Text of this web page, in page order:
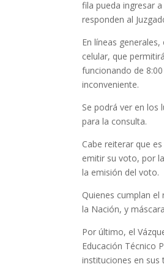
fila pueda ingresar
responden al
En líneas
celular, que
funcionando de
inconveniente.
Se podrá ver en los
para la consulta.
Cabe reiterar que
emitir su voto, por
la emisión del voto.
Quienes cumplan
la Nación, y
Por último, el
Educación Técnico
instituciones en sus